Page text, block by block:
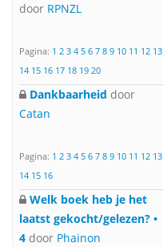
door RPNZL
Pagina: 1 2 3 4 5 6 7 8 9 10 11 12 13
14 15 16 17 18 19 20
Dankbaarheid door
Catan
Pagina: 1 2 3 4 5 6 7 8 9 10 11 12 13
14 15 16
Welk boek heb je het
laatst gekocht/gelezen? •
4 door Phainon